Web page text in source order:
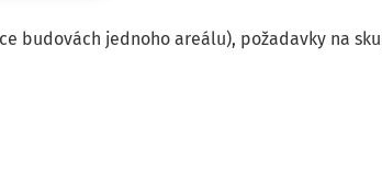
budovách jednoho areálu), požadavky na